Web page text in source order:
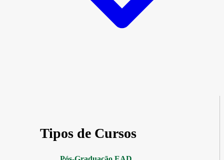
Tipos de Cursos